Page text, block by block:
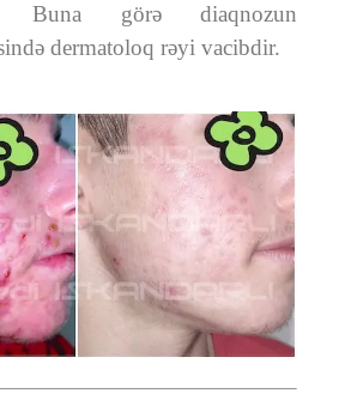
Buna görə diaqnozun
dermatoloq rəyi vacibdir.